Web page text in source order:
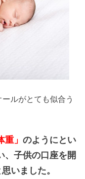
ルがとても似合う
重」のようにとい
、子供の口座を開
いました。